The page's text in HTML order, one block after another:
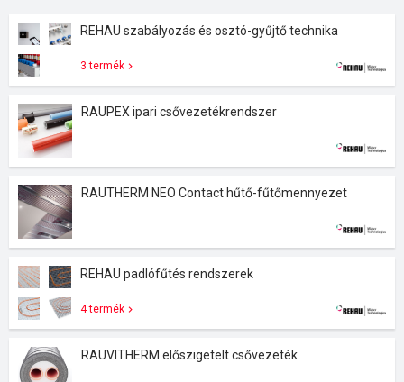
REHAU szabályozás és osztó-gyűjtő technika
3 termék
RAUPEX ipari csővezetékrendszer
RAUTHERM NEO Contact hűtő-fűtőmennyezet
REHAU padlófűtés rendszerek
4 termék
RAUVITHERM előszigetelt csővezeték